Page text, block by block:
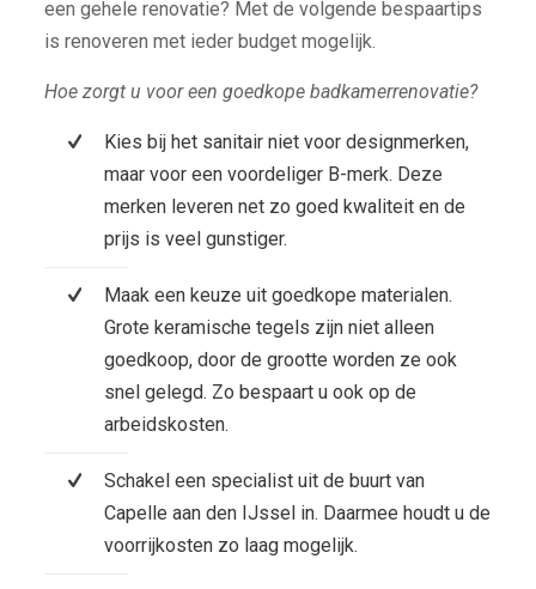
een gehele renovatie? Met de volgende bespaartips
is renoveren met ieder budget mogelijk.
Hoe zorgt u voor een goedkope badkamerrenovatie?
Kies bij het sanitair niet voor designmerken,
maar voor een voordeliger B-merk. Deze
merken leveren net zo goed kwaliteit en de
prijs is veel gunstiger.
Maak een keuze uit goedkope materialen.
Grote keramische tegels zijn niet alleen
goedkoop, door de grootte worden ze ook
snel gelegd. Zo bespaart u ook op de
arbeidskosten.
Schakel een specialist uit de buurt van
Capelle aan den IJssel in. Daarmee houdt u de
voorrijkosten zo laag mogelijk.